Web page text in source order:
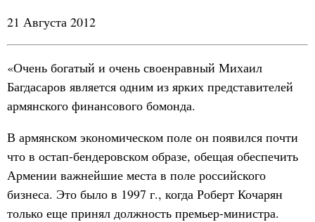
21 Августа 2012
«Очень богатый и очень своенравный Михаил
Багдасаров является одним из ярких представителей
армянского финансового бомонда.
В армянском экономическом поле он появился почти
что в остап-бендеровском образе, обещая обеспечить
Армении важнейшие места в поле российского
бизнеса. Это было в 1997 г., когда Роберт Кочарян
только еще принял должность премьер-министра.